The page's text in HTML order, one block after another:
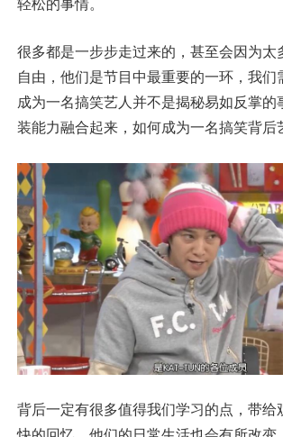
轻松的事情。
很多都是一步步走过来的，甚至会因为太
自由，他们是节目中最重要的一环，我们
成为一名搞笑艺人并不是揭秘易如反掌的
装能力融合起来，如何成为一名搞笑背后
背后一定有很多值得我们学习的点，带给